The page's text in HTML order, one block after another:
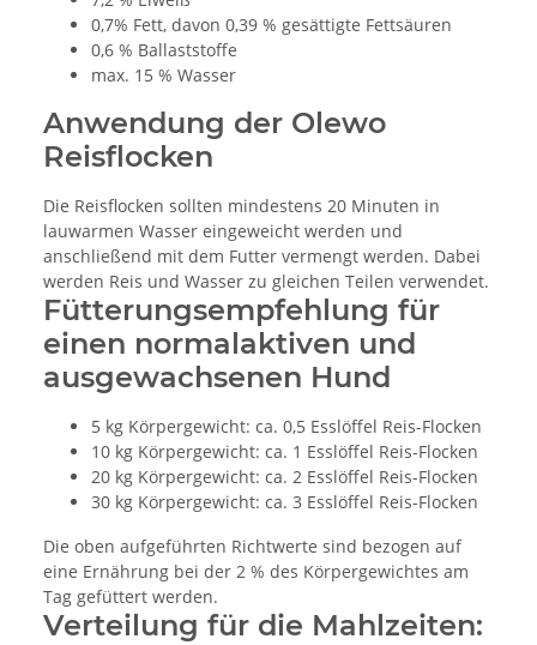
0,7% Fett, davon 0,39 % gesättigte Fettsäuren
0,6 % Ballaststoffe
max. 15 % Wasser
Anwendung der Olewo
Reisflocken
Die Reisflocken sollten mindestens 20 Minuten in
lauwarmen Wasser eingeweicht werden und
anschließend mit dem Futter vermengt werden. Dabei
werden Reis und Wasser zu gleichen Teilen verwendet.
Fütterungsempfehlung für
einen normalaktiven und
ausgewachsenen Hund
5 kg Körpergewicht: ca. 0,5 Esslöffel Reis-Flocken
10 kg Körpergewicht: ca. 1 Esslöffel Reis-Flocken
20 kg Körpergewicht: ca. 2 Esslöffel Reis-Flocken
30 kg Körpergewicht: ca. 3 Esslöffel Reis-Flocken
Die oben aufgeführten Richtwerte sind bezogen auf
eine Ernährung bei der 2 % des Körpergewichtes am
Tag gefüttert werden.
Verteilung für die Mahlzeiten: